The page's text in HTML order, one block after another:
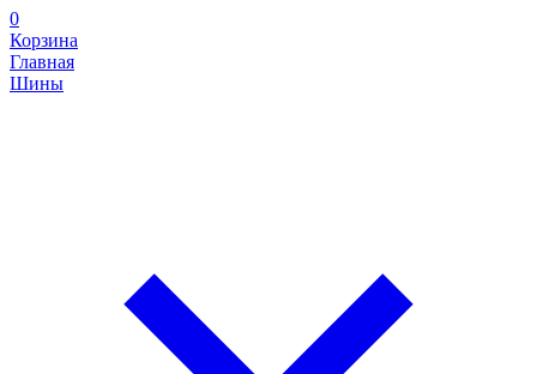
0
Корзина
Главная
Шины